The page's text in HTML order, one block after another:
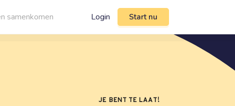
samenkomen Login Start nu
JE BENT TE LAAT!